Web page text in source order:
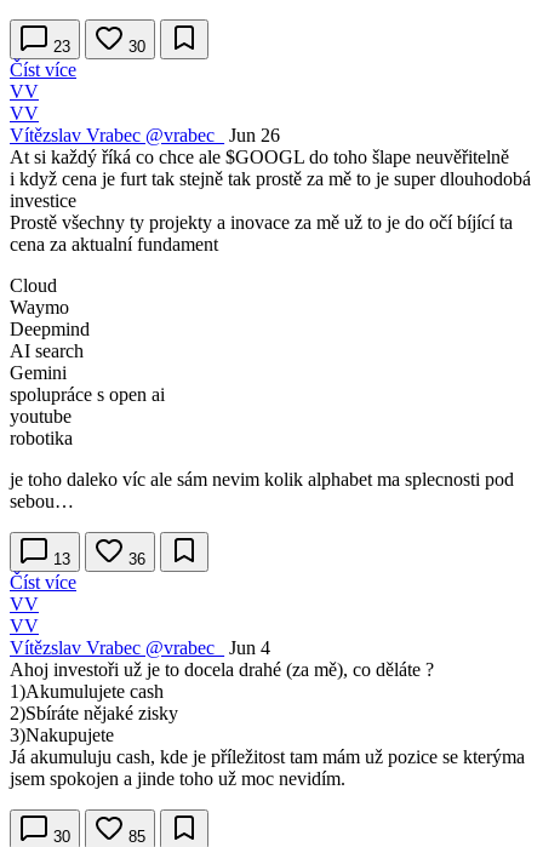
23 30
Číst více
VV
VV
Vítězslav Vrabec @vrabec_
Jun 26
At si každý říká co chce ale $GOOGL do toho šlape neuvěřitelně
i když cena je furt tak stejně tak prostě za mě to je super dlouhodobá
investice
Prostě všechny ty projekty a inovace za mě už to je do očí bíjící ta
cena za aktualní fundament
Cloud
Waymo
Deepmind
AI search
Gemini
spolupráce s open ai
youtube
robotika
je toho daleko víc ale sám nevim kolik alphabet ma splecnosti pod
sebou…
13 36
Číst více
VV
VV
Vítězslav Vrabec @vrabec_
Jun 4
Ahoj investoři už je to docela drahé (za mě), co děláte ?
1)Akumulujete cash
2)Sbíráte nějaké zisky
3)Nakupujete
Já akumuluju cash, kde je příležitost tam mám už pozice se kterýma
jsem spokojen a jinde toho už moc nevidím.
30 85